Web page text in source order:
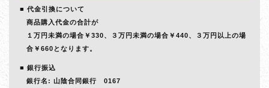
代金引換について
商品購入代金の合計が
１万円未満の場合￥330、３万円未満の場合￥440、３万円以上の場
合￥660となります。
銀行振込
銀行名: 山陰合同銀行 0167